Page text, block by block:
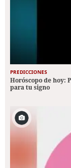
PREDICCIONES
Horóscopo de hoy:
para tu signo